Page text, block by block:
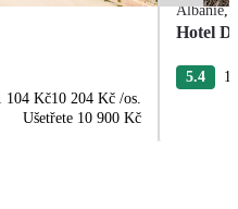
104 Kč10 204 Kč /os.
Ušetřete 10 900 Kč
Albánie,
Hotel
5.4